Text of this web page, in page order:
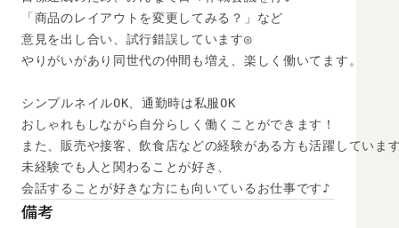
「商品のレイアウトを変更してみる？」など
意見を出し合い、試行錯誤しています◎
やりがいがあり同世代の仲間も増え、楽しく働いてます。
シンプルネイルOK、通勤時は私服OK
おしゃれもしながら自分らしく働くことができます！
また、販売や接客、飲食店などの経験がある方も活躍していま
未経験でも人と関わることが好き、
会話することが好きな方にも向いているお仕事です♪
備考